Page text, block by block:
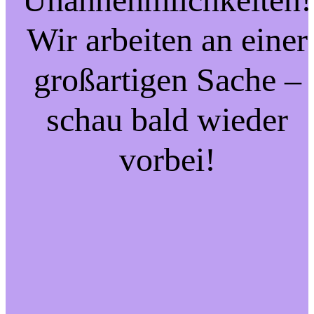
Wir arbeiten an einer
großartigen Sache –
schau bald wieder
vorbei!